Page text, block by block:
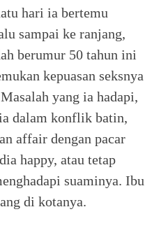
hari ia bertemu
sampai ke ranjang,
berumur 50 tahun ini
kepuasan seksnya
yang ia hadapi,
dalam konflik batin,
affair dengan pacar
happy, atau tetap
suaminya. Ibu
di kotanya.